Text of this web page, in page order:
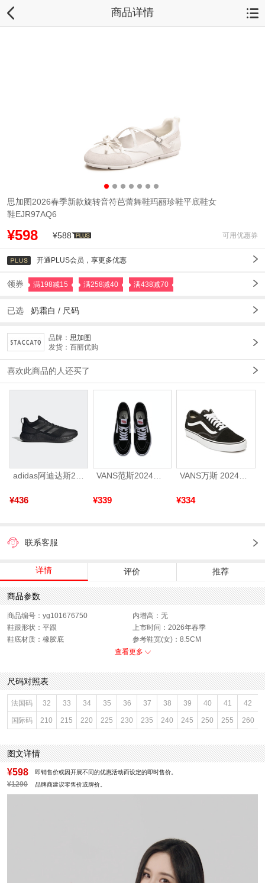
商品详情
思加图2026春季新款旋转音符芭蕾舞鞋玛丽珍鞋平底鞋女
鞋EJR97AQ6
¥598 ¥588 可用优惠券
开通PLUS会员，享更多优惠
领券 满198减15 满258减40 满438减70
已选 奶霜白 / 尺码
品牌： 思加图
发货：百丽优购
喜欢此商品的人还买了
¥436 ¥339 ¥334
联系客服
详情 评价 推荐
商品参数
商品编号：yg101676750
内增高：无
鞋跟形状：平跟
上市时间：2026年春季
鞋底材质：橡胶底
参考鞋宽(女)：8.5CM
鞋类流行款式：玛丽珍鞋
前掌高度：0.5CM
款式季节：春季
配跟：无
鞋垫材质：牛皮革
鞋头款式：圆头
鞋面材质：羊皮革,牛皮革
鞋面图案：纯色
参考鞋长(女)：24CM
适用人群：女子
制鞋工艺：胶贴皮鞋
皮质特征：牛皮革
里料材质：织物,猪皮革
风格：时尚潮流
查看更多
尺码对照表
法国码 32 33 34 35 36 37 38 39 40 41 42
国际码 210 215 220 225 230 235 240 245 250 255 260
图文详情
¥598 即销售价或因开展不同的优惠活动而设定的即时售价。
¥1290 品牌商建议零售价或牌价。